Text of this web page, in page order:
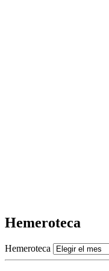
Hemeroteca
Hemeroteca